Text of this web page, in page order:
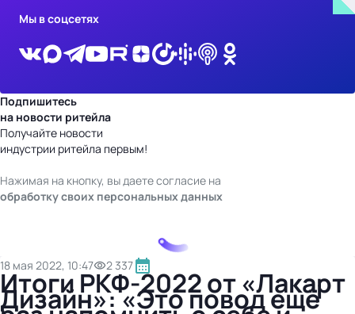
Мы в соцсетях
Подпишитесь
на новости ритейла
Получайте новости
индустрии ритейла первым!
Нажимая на кнопку, вы даете согласие на
обработку своих персональных данных
18 мая 2022, 10:47 2 337
Итоги РКФ-2022 от «Лакарт
Дизайн»: «Это повод ещё